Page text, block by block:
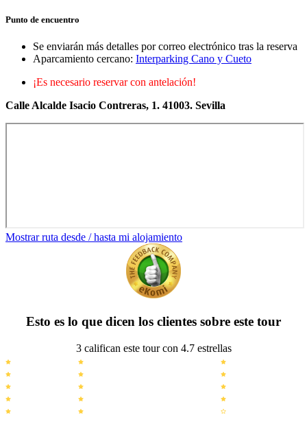
Punto de encuentro
Se enviarán más detalles por correo electrónico tras la reserva
Aparcamiento cercano: Interparking Cano y Cueto
¡Es necesario reservar con antelación!
Calle Alcalde Isacio Contreras, 1. 41003. Sevilla
Mostrar ruta desde / hasta mi alojamiento
Esto es lo que dicen los clientes sobre este tour
3 califican este tour con 4.7 estrellas